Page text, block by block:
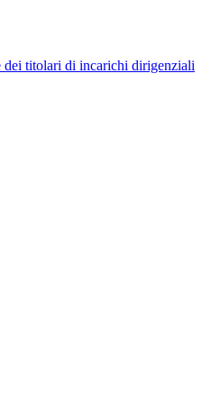
dei titolari di incarichi dirigenziali